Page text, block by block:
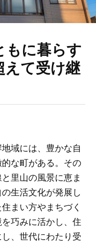
もに暮らす
えて受け継
域には、豊かな自
な町がある。 その
里山の風景に恵ま
生活文化が発展し
まい方やまちづく
巧みに活かし、住
、世代にわたり受